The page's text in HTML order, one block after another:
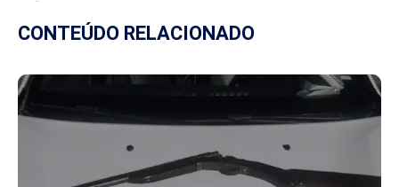
CONTEÚDO RELACIONADO